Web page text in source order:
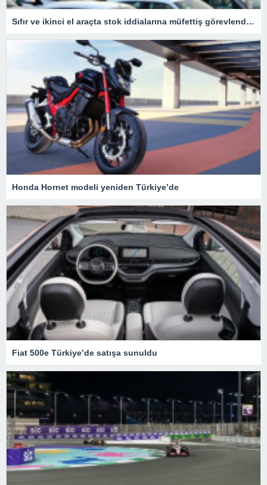
Sıfır ve ikinci el araçta stok iddialarına müfettiş görevlendirildi
Honda Hornet modeli yeniden Türkiye’de
Fiat 500e Türkiye’de satışa sunuldu